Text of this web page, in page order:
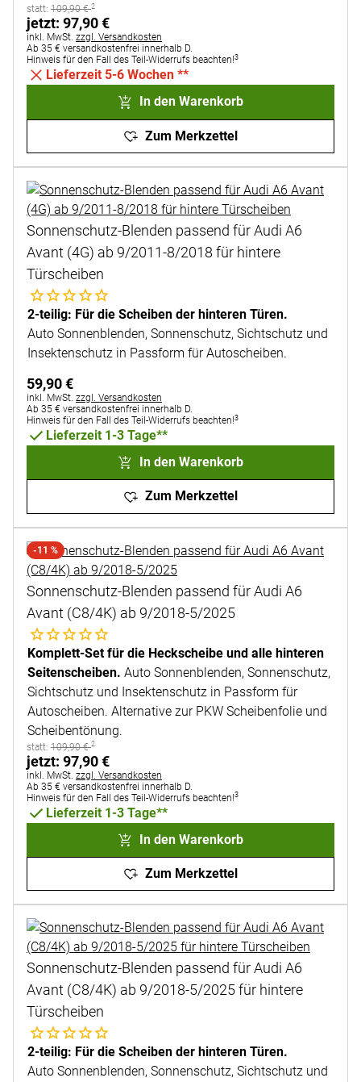
statt:
statt: 109,90€ 2
jetzt:
jetzt: 97,90€
Steuerhinweis:
inkl. MwSt. zzgl. Versandkosten
Ab 35 € versandkostenfrei innerhalb D.
Hinweis für den Fall des Teil-Widerrufs beachten!3
Lieferzeit 5-6 Wochen **
In den Warenkorb
Zum Merkzettel
Sonnenschutz-Blenden passend für Audi A6
Avant (4G) ab 9/2011-8/2018 für hintere
Türscheiben
Noch keine Bewertungen abgegeben
2-teilig: Für die Scheiben der hinteren Türen.
Auto Sonnenblenden, Sonnenschutz, Sichtschutz und
Insektenschutz in Passform für Autoscheiben.
59,90€
Steuerhinweis:
inkl. MwSt. zzgl. Versandkosten
Ab 35 € versandkostenfrei innerhalb D.
Hinweis für den Fall des Teil-Widerrufs beachten!3
Lieferzeit 1-3 Tage**
In den Warenkorb
Zum Merkzettel
-11 %
Sonnenschutz-Blenden passend für Audi A6
Avant (C8/4K) ab 9/2018-5/2025
Noch keine Bewertungen abgegeben
Komplett-Set für die Heckscheibe und alle hinteren
Seitenscheiben. Auto Sonnenblenden, Sonnenschutz,
Sichtschutz und Insektenschutz in Passform für
Autoscheiben. Alternative zur PKW Scheibenfolie und
Scheibentönung.
statt:
statt: 109,90€ 2
jetzt:
jetzt: 97,90€
Steuerhinweis:
inkl. MwSt. zzgl. Versandkosten
Ab 35 € versandkostenfrei innerhalb D.
Hinweis für den Fall des Teil-Widerrufs beachten!3
Lieferzeit 1-3 Tage**
In den Warenkorb
Zum Merkzettel
Sonnenschutz-Blenden passend für Audi A6
Avant (C8/4K) ab 9/2018-5/2025 für hintere
Türscheiben
Noch keine Bewertungen abgegeben
2-teilig: Für die Scheiben der hinteren Türen.
Auto Sonnenblenden, Sonnenschutz, Sichtschutz und